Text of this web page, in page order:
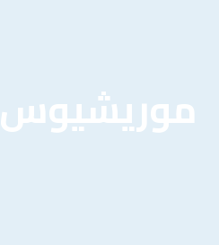
موريشيوس10 ايام